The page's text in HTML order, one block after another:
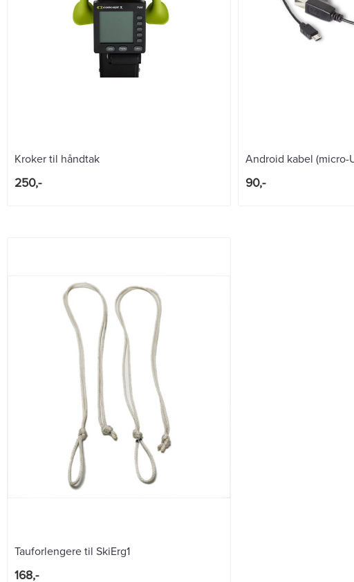
Kroker til håndtak
250,-
Android kabel (micro-
90,-
Tauforlengere til SkiErg1
168,-